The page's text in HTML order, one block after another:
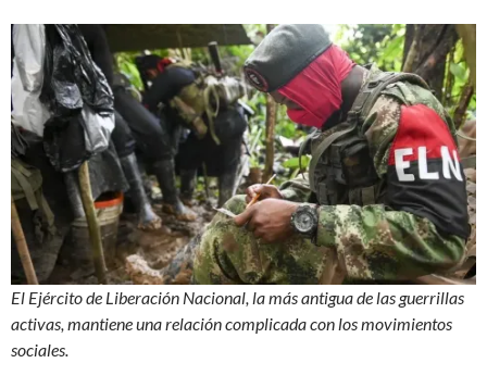
El Ejército de Liberación Nacional, la más antigua de las guerrillas
activas, mantiene una relación complicada con los movimientos
sociales.